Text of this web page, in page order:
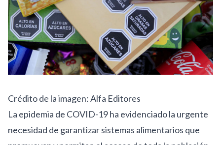
Crédito de la imagen:Alfa Editores
La epidemia de COVID-19 ha evidenciado la urgente
necesidad de garantizar sistemas alimentarios que